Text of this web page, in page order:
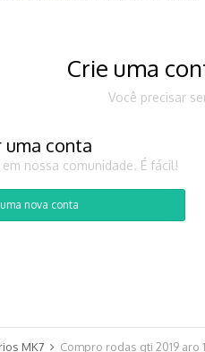
Crie uma
Você precisar
uma conta
nossa comunidade. É fácil!
nova conta
MK7 Compro rodas gti 2019 aro